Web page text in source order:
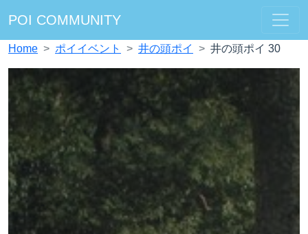
POI COMMUNITY
Home ポイイベント 井の頭ポイ 井の頭ポイ 30